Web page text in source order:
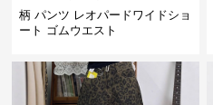
柄 パンツ レオパードワイドショ
ート ゴムウエスト